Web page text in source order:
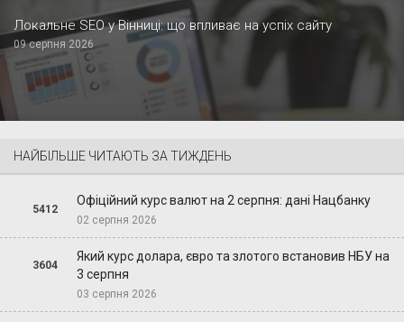
Локальне SEO у Вінниці: що впливає на успіх сайту
09 серпня 2026
НАЙБІЛЬШЕ ЧИТАЮТЬ ЗА ТИЖДЕНЬ
5412
Офіційний курс валют на 2 серпня: дані Нацбанку
02 серпня 2026
3604
Який курс долара, євро та злотого встановив НБУ на
3 серпня
03 серпня 2026